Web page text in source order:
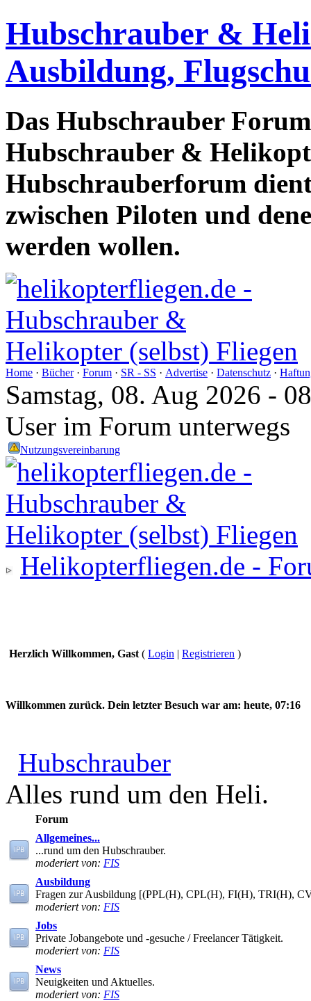
Hubschrauber &
Ausbildung,
Das Hubschrauber
Hubschrauber &
Hubschrauberforum
zwischen Piloten und
werden wollen.
Home · Bücher· Forum · SR - SS · Advertise · Datenschutz ·
Samstag, 08. Aug 2026 -
User im Forum unterwegs
Nutzungsvereinbarung
Helikopterfliegen.de -
Herzlich Willkommen, Gast ( Login | Registrieren )
Willkommen zurück. Dein letzter Besuch war am: heute, 07:16
Hubschrauber
Alles rund um den Heli.
Forum
Allgemeines...
...rund um den Hubschrauber.
moderiert von: FIS
Ausbildung
Fragen zur Ausbildung [(PPL(H), CPL(H), FI(H), TRI(H),
moderiert von: FIS
Jobs
Private Jobangebote und -gesuche / Freelancer Tätigkeit.
moderiert von: FIS
News
Neuigkeiten und Aktuelles.
moderiert von: FIS